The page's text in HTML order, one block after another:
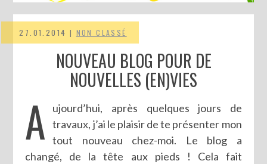
27.01.2014 | NON CLASSÉ
NOUVEAU BLOG POUR DE
NOUVELLES (EN)VIES
A
ujourd’hui, après quelques jours de
travaux, j’ai le plaisir de te présenter mon
tout nouveau chez-moi. Le blog a
changé, de la tête aux pieds ! Cela fait